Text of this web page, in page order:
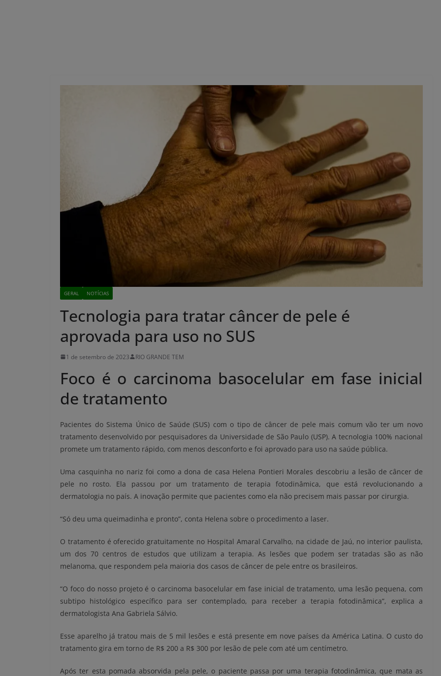
GERAL NOTÍCIAS
Tecnologia para tratar câncer de pele é
aprovada para uso no SUS
1 de setembro de 2023 RIO GRANDE TEM
Foco é o carcinoma basocelular em fase inicial
de tratamento
Pacientes do Sistema Único de Saúde (SUS) com o tipo de câncer de pele mais comum vão ter um novo
tratamento desenvolvido por pesquisadores da Universidade de São Paulo (USP). A tecnologia 100% nacional
promete um tratamento rápido, com menos desconforto e foi aprovado para uso na saúde pública.
Uma casquinha no nariz foi como a dona de casa Helena Pontieri Morales descobriu a lesão de câncer de
pele no rosto. Ela passou por um tratamento de terapia fotodinâmica, que está revolucionando a
dermatologia no país. A inovação permite que pacientes como ela não precisem mais passar por cirurgia.
“Só deu uma queimadinha e pronto”, conta Helena sobre o procedimento a laser.
O tratamento é oferecido gratuitamente no Hospital Amaral Carvalho, na cidade de Jaú, no interior paulista,
um dos 70 centros de estudos que utilizam a terapia. As lesões que podem ser tratadas são as não
melanoma, que respondem pela maioria dos casos de câncer de pele entre os brasileiros.
“O foco do nosso projeto é o carcinoma basocelular em fase inicial de tratamento, uma lesão pequena, com
subtipo histológico específico para ser contemplado, para receber a terapia fotodinâmica”, explica a
dermatologista Ana Gabriela Sálvio.
Esse aparelho já tratou mais de 5 mil lesões e está presente em nove países da América Latina. O custo do
tratamento gira em torno de R$ 200 a R$ 300 por lesão de pele com até um centímetro.
Após ter esta pomada absorvida pela pele, o paciente passa por uma terapia fotodinâmica, que mata as